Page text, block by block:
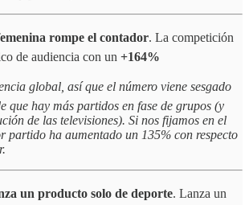
rompe el contador. La competición
de audiencia con un +164%
global, así que el número viene sesgado
que hay más partidos en fase de grupos (y
de las televisiones). Si nos fijamos en el
partido ha aumentado un 135% con respecto
un producto solo de deporte. Lanza un